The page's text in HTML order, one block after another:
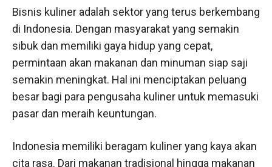
Bisnis kuliner adalah sektor yang terus berkembang
di Indonesia. Dengan masyarakat yang semakin
sibuk dan memiliki gaya hidup yang cepat,
permintaan akan makanan dan minuman siap saji
semakin meningkat. Hal ini menciptakan peluang
besar bagi para pengusaha kuliner untuk memasuki
pasar dan meraih keuntungan.
Indonesia memiliki beragam kuliner yang kaya akan
cita rasa. Dari makanan tradisional hingga makanan